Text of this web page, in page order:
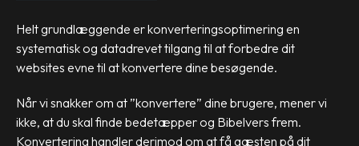
Helt grundlæggende er konverteringsoptimering en
systematisk og datadrevet tilgang til at forbedre dit
websites evne til at konvertere dine besøgende.
Når vi snakker om at ”konvertere” dine brugere, mener vi
ikke, at du skal finde bedetæpper og Bibelvers frem.
Konvertering handler derimod om at få gæsten på dit